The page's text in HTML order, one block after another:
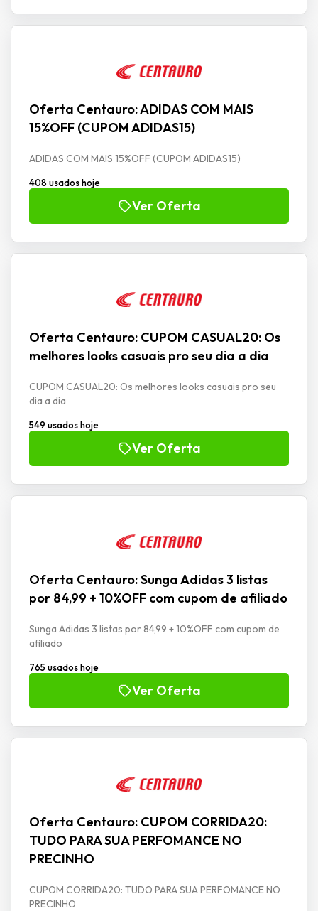
Oferta Centauro: ADIDAS COM MAIS
15%OFF (CUPOM ADIDAS15)
ADIDAS COM MAIS 15%OFF (CUPOM ADIDAS15)
408 usados hoje
Ver Oferta
Oferta Centauro: CUPOM CASUAL20: Os
melhores looks casuais pro seu dia a dia
CUPOM CASUAL20: Os melhores looks casuais pro seu
dia a dia
549 usados hoje
Ver Oferta
Oferta Centauro: Sunga Adidas 3 listas
por 84,99 + 10%OFF com cupom de afiliado
Sunga Adidas 3 listas por 84,99 + 10%OFF com cupom de
afiliado
765 usados hoje
Ver Oferta
Oferta Centauro: CUPOM CORRIDA20:
TUDO PARA SUA PERFOMANCE NO
PRECINHO
CUPOM CORRIDA20: TUDO PARA SUA PERFOMANCE NO
PRECINHO